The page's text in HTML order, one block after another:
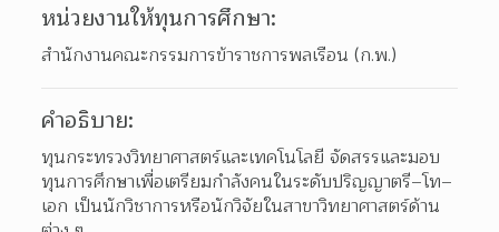
หน่วยงานให้ทุนการศึกษา:
สำนักงานคณะกรรมการข้าราชการพลเรือน (ก.พ.)
คำอธิบาย:
ทุนกระทรวงวิทยาศาสตร์และเทคโนโลยี จัดสรรและมอบ
ทุนการศึกษาเพื่อเตรียมกำลังคนในระดับปริญญาตรี–โท–
เอก เป็นนักวิชาการหรือนักวิจัยในสาขาวิทยาศาสตร์ด้าน